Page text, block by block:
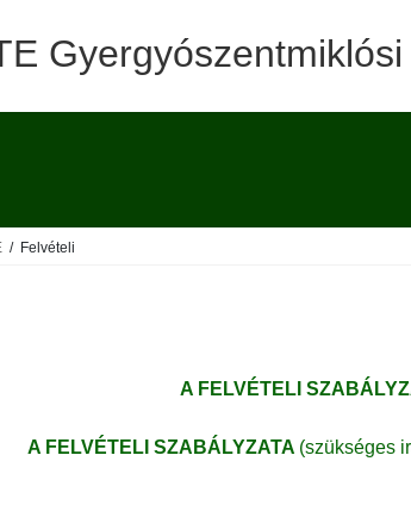
Gyergyószentmiklósi
Felvételi
A FELVÉTELI
A FELVÉTELI SZABÁLYZATA (szükséges